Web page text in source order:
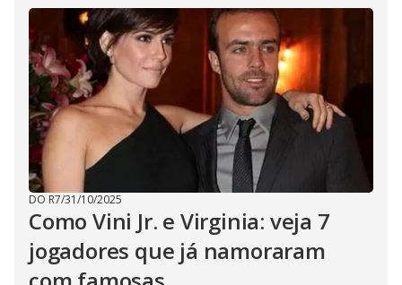
DO R7/31/10/2025
Como Vini Jr. e Virginia: veja 7
jogadores que já namoraram